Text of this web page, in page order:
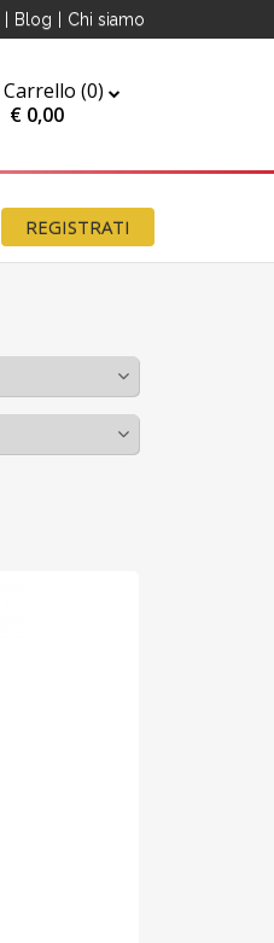
Blog Chi siamo
Carrello (0)
€ 0,00
REGISTRATI